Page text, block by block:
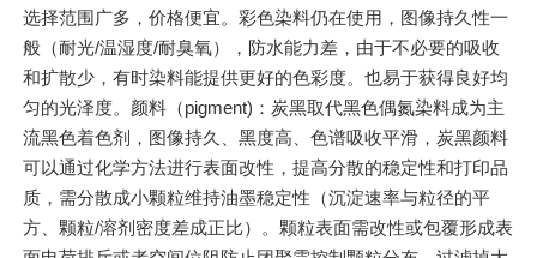
选择范围广多，价格便宜。彩色染料仍在使用，图像持久性一
般（耐光/温湿度/耐臭氧），防水能力差，由于不必要的吸收
和扩散少，有时染料能提供更好的色彩度。也易于获得良好均
匀的光泽度。颜料（pigment)：炭黑取代黑色偶氮染料成为主
流黑色着色剂，图像持久、黑度高、色谱吸收平滑，炭黑颜料
可以通过化学方法进行表面改性，提高分散的稳定性和打印品
质，需分散成小颗粒维持油墨稳定性（沉淀速率与粒径的平
方、颗粒/溶剂密度差成正比）。颗粒表面需改性或包覆形成表